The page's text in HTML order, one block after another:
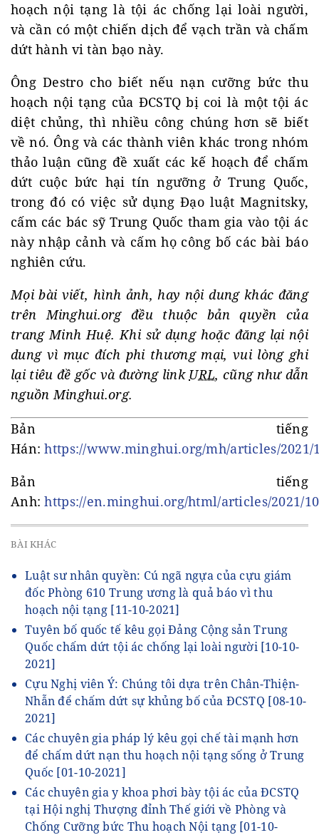
hoạch nội tạng là tội ác chống lại loài người,
và cần có một chiến dịch để vạch trần và chấm
dứt hành vi tàn bạo này.
Ông Destro cho biết nếu nạn cưỡng bức thu
hoạch nội tạng của ĐCSTQ bị coi là một tội ác
diệt chủng, thì nhiều công chúng hơn sẽ biết
về nó. Ông và các thành viên khác trong nhóm
thảo luận cũng đề xuất các kế hoạch để chấm
dứt cuộc bức hại tín ngưỡng ở Trung Quốc,
trong đó có việc sử dụng Đạo luật Magnitsky,
cấm các bác sỹ Trung Quốc tham gia vào tội ác
này nhập cảnh và cấm họ công bố các bài báo
nghiên cứu.
Mọi bài viết, hình ảnh, hay nội dung khác đăng
trên Minghui.org đều thuộc bản quyền của
trang Minh Huệ. Khi sử dụng hoặc đăng lại nội
dung vì mục đích phi thương mại, vui lòng ghi
lại tiêu đề gốc và đường link URL, cũng như dẫn
nguồn Minghui.org.
Bản tiếng
Hán:https://www.minghui.org/mh/articles/2021/
Bản tiếng
Anh:https://en.minghui.org/html/articles/2021/
BÀI KHÁC
Luật sư nhân quyền: Cú ngã ngựa của cựu giám
đốc Phòng 610 Trung ương là quả báo vì thu
hoạch nội tạng [11-10-2021]
Tuyên bố quốc tế kêu gọi Đảng Cộng sản Trung
Quốc chấm dứt tội ác chống lại loài người [10-10-
2021]
Cựu Nghị viên Ý: Chúng tôi dựa trên Chân-Thiện-
Nhẫn để chấm dứt sự khủng bố của ĐCSTQ [08-10-
2021]
Các chuyên gia pháp lý kêu gọi chế tài mạnh hơn
để chấm dứt nạn thu hoạch nội tạng sống ở Trung
Quốc [01-10-2021]
Các chuyên gia y khoa phơi bày tội ác của ĐCSTQ
tại Hội nghị Thượng đỉnh Thế giới về Phòng và
Chống Cưỡng bức Thu hoạch Nội tạng [01-10-